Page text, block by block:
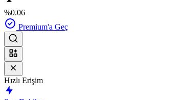
%0.06
Premium'a Geç
Hızlı Erişim